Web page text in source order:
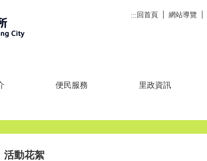
:::回首頁 網站導覽
便民服務 里政資訊
活動花絮